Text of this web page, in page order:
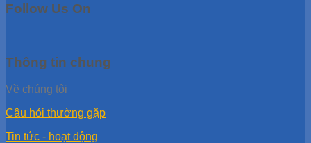
Follow Us On
Thông tin chung
Về chúng tôi
Câu hỏi thường gặp
Tin tức - hoạt động